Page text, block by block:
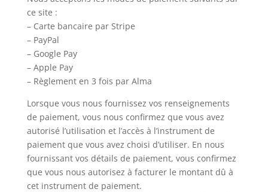
ce site :
– Carte bancaire par Stripe
– PayPal
– Google Pay
– Apple Pay
– Règlement en 3 fois par Alma
Lorsque vous nous fournissez vos renseignements
de paiement, vous nous confirmez que vous avez
autorisé l’utilisation et l’accès à l’instrument de
paiement que vous avez choisi d’utiliser. En nous
fournissant vos détails de paiement, vous confirmez
que vous nous autorisez à facturer le montant dû à
cet instrument de paiement.